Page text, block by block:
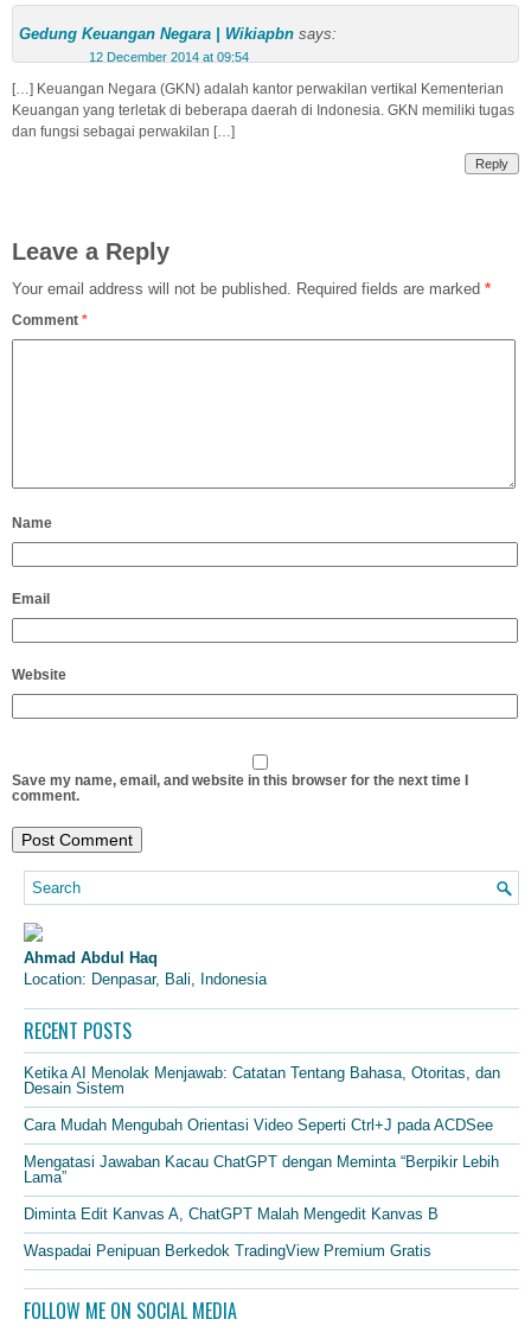
Gedung Keuangan Negara | Wikiapbn says:
12 December 2014 at 09:54
[…] Keuangan Negara (GKN) adalah kantor perwakilan vertikal Kementerian
Keuangan yang terletak di beberapa daerah di Indonesia. GKN memiliki tugas
dan fungsi sebagai perwakilan […]
Reply
Leave a Reply
Your email address will not be published. Required fields are marked *
Comment *
Name
Email
Website
Save my name, email, and website in this browser for the next time I
comment.
Ahmad Abdul Haq
Location: Denpasar, Bali, Indonesia
RECENT POSTS
Ketika AI Menolak Menjawab: Catatan Tentang Bahasa, Otoritas, dan
Desain Sistem
Cara Mudah Mengubah Orientasi Video Seperti Ctrl+J pada ACDSee
Mengatasi Jawaban Kacau ChatGPT dengan Meminta “Berpikir Lebih
Lama”
Diminta Edit Kanvas A, ChatGPT Malah Mengedit Kanvas B
Waspadai Penipuan Berkedok TradingView Premium Gratis
FOLLOW ME ON SOCIAL MEDIA